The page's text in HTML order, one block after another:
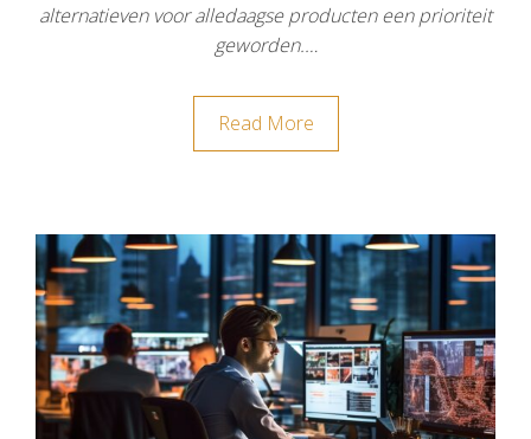
alternatieven voor alledaagse producten een prioriteit
geworden.…
Read More